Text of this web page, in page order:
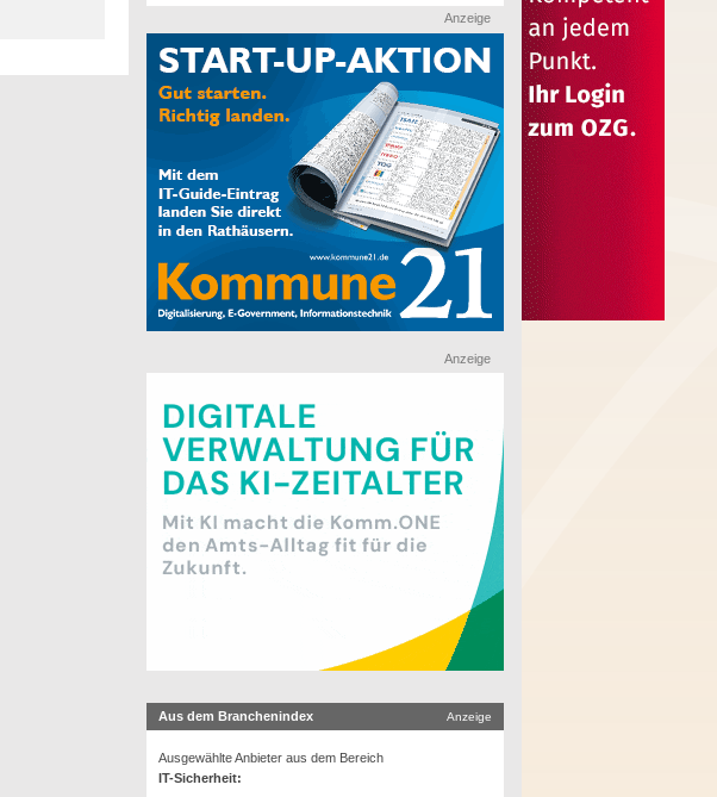
Anzeige
Anzeige
Aus dem Branchenindex Anzeige
Ausgewählte Anbieter aus dem Bereich
IT-Sicherheit: